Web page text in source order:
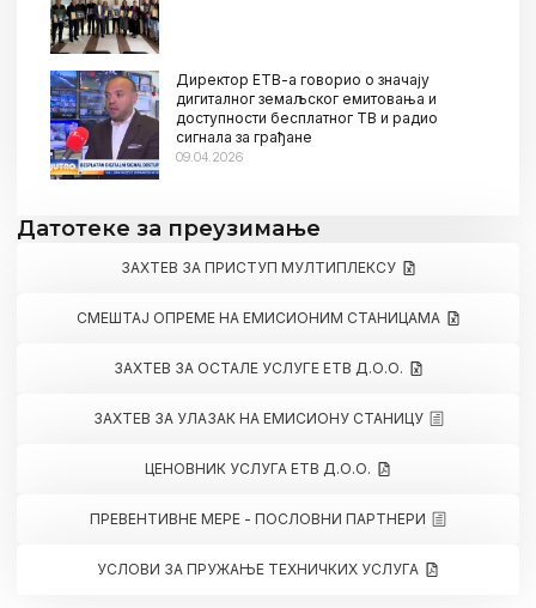
Директор ЕТВ-а говорио о значају
дигиталног земаљског емитовања и
доступности бесплатног ТВ и радио
сигнала за грађане
09.04.2026
Датотеке за преузимање
ЗАХТЕВ ЗА ПРИСТУП МУЛТИПЛЕКСУ
СМЕШТАЈ ОПРЕМЕ НА ЕМИСИОНИМ СТАНИЦАМА
ЗАХТЕВ ЗА ОСТАЛЕ УСЛУГЕ ЕТВ Д.О.О.
ЗАХТЕВ ЗА УЛАЗАК НА ЕМИСИОНУ СТАНИЦУ
ЦЕНОВНИК УСЛУГА ЕТВ Д.О.О.
ПРЕВЕНТИВНЕ МЕРЕ - ПОСЛОВНИ ПАРТНЕРИ
УСЛОВИ ЗА ПРУЖАЊЕ ТЕХНИЧКИХ УСЛУГА